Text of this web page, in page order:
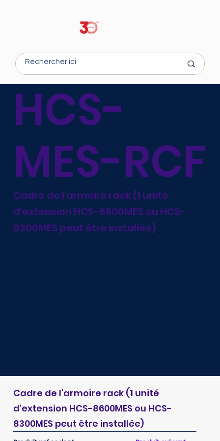
HCS-
MES-RCF
Cadre de l'armoire rack (1 unité
d'extension HCS-8600MES ou HCS-
8300MES peut être installée)
Cadre de l'armoire rack (1 unité
d'extension HCS-8600MES ou HCS-
8300MES peut être installée)